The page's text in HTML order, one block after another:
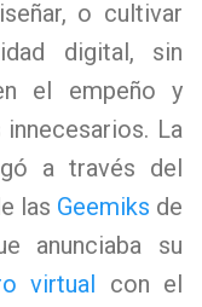
o cultivar
digital, sin
el empeño y
La
a través del
las Geemiks de
anunciaba su
virtual con el